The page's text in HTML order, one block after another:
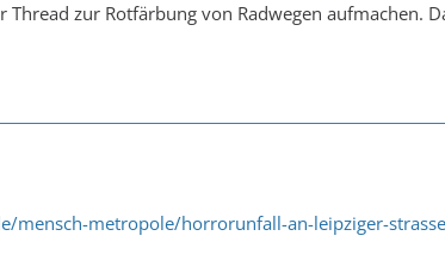
Thread zur Rotfärbung von Radwegen aufmachen.
mensch-metropole/horrorunfall-an-leipziger-